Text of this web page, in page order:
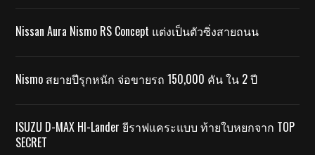
Nissan Aura Nismo RS Concept แต่งเป็นตัวซิ่งสายถนน
Nismo สยายปีรุกหนัก จ่อขายรถ 150,000 คัน ใน 2 ปี
ISUZU D-MAX HI-Lander ยีราฟแคระแบบ ท้ายใบหยกจาก TOP
SECRET